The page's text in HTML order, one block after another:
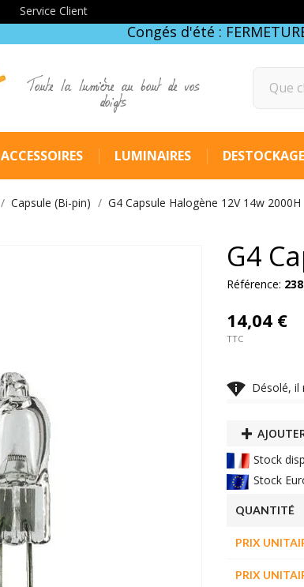
Service Client
Congés d'été :
Toute la lumière au bout de vos
doigts
ACCESSOIRES LUMINAIRES DESTOCKAGE
Capsule (Bi-pin) G4 Capsule Halogène 12V 14w 2000H
G4
Référence:
14,04 €
TTC
 Désolé, il
Stock
Stock
QUANTITÉ
PRIX
PRIX